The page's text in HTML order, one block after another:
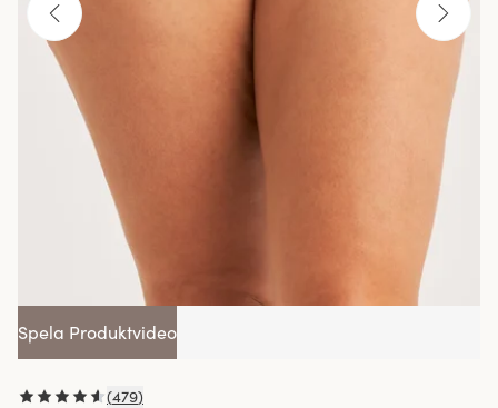
Spela Produktvideo
(479)